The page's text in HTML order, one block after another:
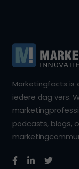
Marketingfacts is
iedere dag vers.
podcasts, blogs,